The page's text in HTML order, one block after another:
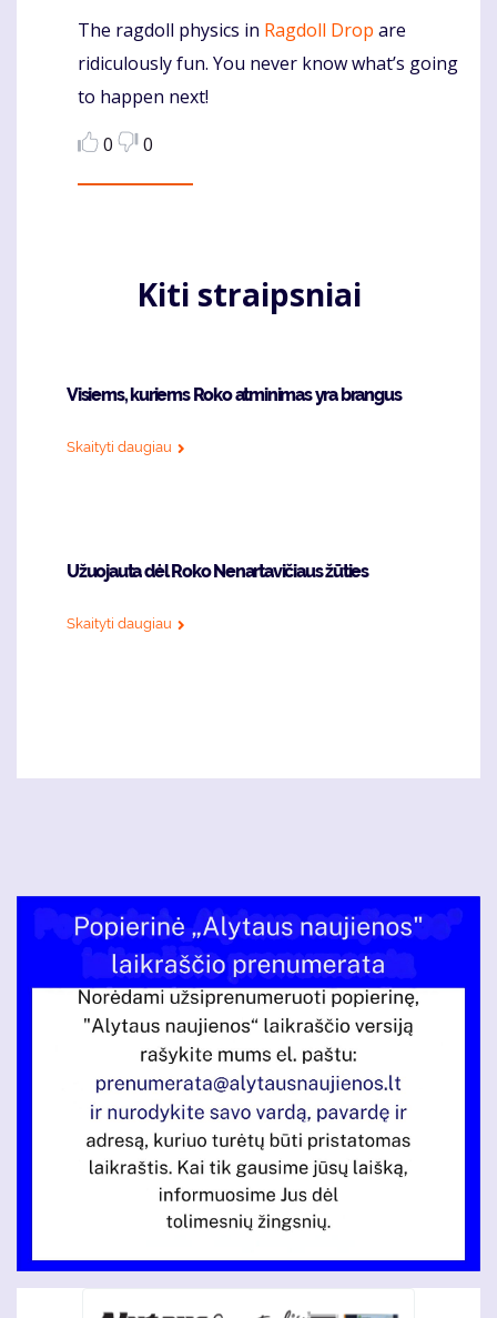
Komentaras
The ragdoll physics in Ragdoll Drop are
ridiculously fun. You never know what’s going
to happen next!
0
0
Kiti straipsniai
Visiems, kuriems Roko atminimas yra brangus
Skaityti daugiau
Užuojauta dėl Roko Nenartavičiaus žūties
Skaityti daugiau